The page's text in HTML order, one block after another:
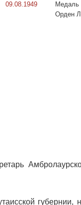
09.08.1949
Орден
губернии,